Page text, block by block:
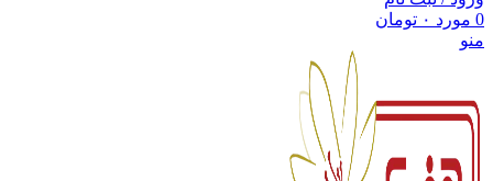
0 مورد ۰ تومان
منو